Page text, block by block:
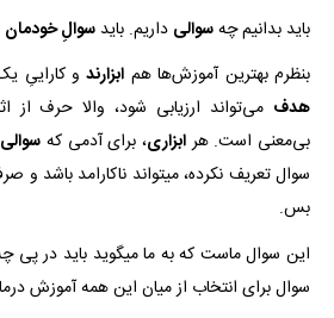
باید بدانیم چهسوالی داریم. باید سوال‌ِ خودمان
بنظرم بهترین آموزش‌ها هم ابزارندو کاراییِ
هدف می‌تواند ارزیابی شود، والا حرف
بی‌معنی است. هرابزاری، برای آدمی که سوالی
سوال تعریف نکرده، میتواند ناکارامد باشد و
بس.
این سوال ماست که به ما میگوید باید در پی
سوال برای انتخاب از میان این همه آموزش